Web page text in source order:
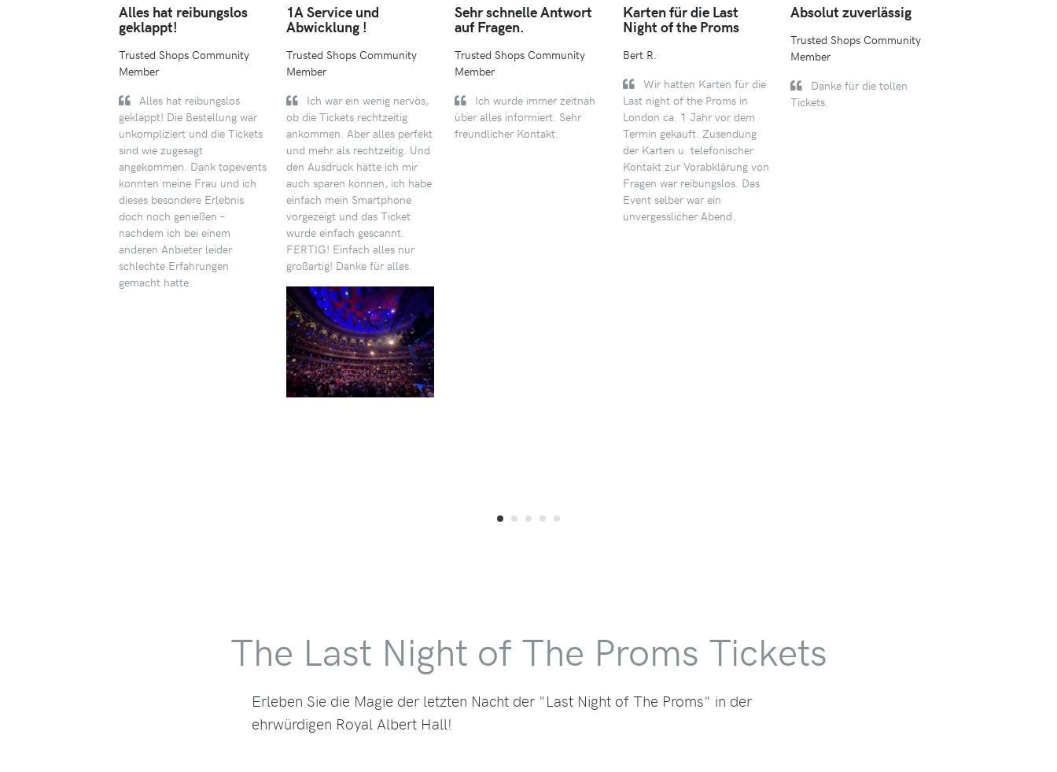
Alles hat reibungslos
geklappt!
Trusted Shops Community
Member
Alles hat reibungslos
geklappt! Die Bestellung war
unkompliziert und die Tickets
sind wie zugesagt
angekommen. Dank topevents
konnten meine Frau und ich
dieses besondere Erlebnis
doch noch genießen –
nachdem ich bei einem
anderen Anbieter leider
schlechte Erfahrungen
gemacht hatte.
1A Service und
Abwicklung !
Trusted Shops Community
Member
Ich war ein wenig nervös,
ob die Tickets rechtzeitig
ankommen. Aber alles perfekt
und mehr als rechtzeitig. Und
den Ausdruck hätte ich mir
auch sparen können, ich habe
einfach mein Smartphone
vorgezeigt und das Ticket
wurde einfach gescannt.
FERTIG! Einfach alles nur
großartig! Danke für alles.
Sehr schnelle Antwort
auf Fragen.
Trusted Shops Community
Member
Ich wurde immer zeitnah
über alles informiert. Sehr
freundlicher Kontakt.
Karten für die Last
Night of the Proms
Bert R.
Wir hatten Karten für die
Last night of the Proms in
London ca. 1 Jahr vor dem
Termin gekauft. Zusendung
der Karten u. telefonischer
Kontakt zur Vorabklärung von
Fragen war reibungslos. Das
Event selber war ein
unvergesslicher Abend.
Absolut zuverlässig
Trusted Shops Community
Member
Danke für die tollen
Tickets.
The Last Night of The Proms Tickets
Erleben Sie die Magie der letzten Nacht der "Last Night of The Proms" in der
ehrwürdigen Royal Albert Hall!